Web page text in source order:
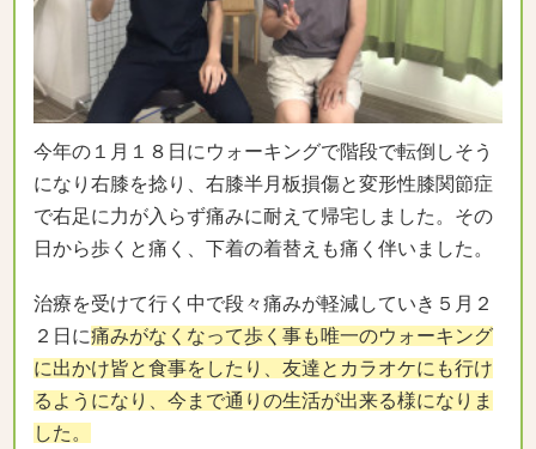
今年の１月１８日にウォーキングで階段で転倒しそう
になり右膝を捻り、右膝半月板損傷と変形性膝関節症
で右足に力が入らず痛みに耐えて帰宅しました。その
日から歩くと痛く、下着の着替えも痛く伴いました。
治療を受けて行く中で段々痛みが軽減していき５月２
２日に痛みがなくなって歩く事も唯一のウォーキング
に出かけ皆と食事をしたり、友達とカラオケにも行け
るようになり、今まで通りの生活が出来る様になりま
した。